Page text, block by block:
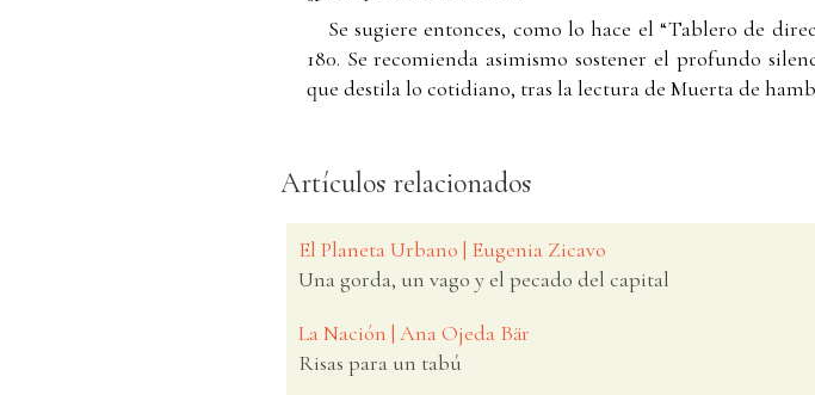
Se sugiere entonces, como lo hace el “Tablero de
180. Se recomienda asimismo sostener el profundo
que destila lo cotidiano, tras la lectura de Muerta de
Artículos relacionados
El Planeta Urbano | Eugenia Zicavo
Una gorda, un vago y el pecado del capital
La Nación | Ana Ojeda Bär
Risas para un tabú